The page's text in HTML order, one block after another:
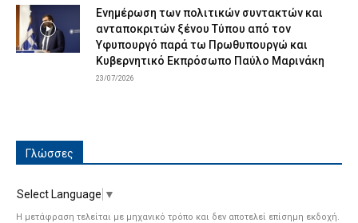
Ενημέρωση των πολιτικών συντακτών και
ανταποκριτών ξένου Τύπου από τον
Υφυπουργό παρά τω Πρωθυπουργώ και
Κυβερνητικό Εκπρόσωπο Παύλο Μαρινάκη
23/07/2026
Γλώσσες
Select Language ▼
Η μετάφραση τελείται με μηχανικό τρόπο και δεν αποτελεί επίσημη εκδοχή.